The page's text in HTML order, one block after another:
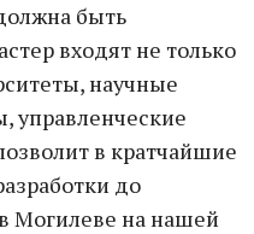
быть
входят не только
научные
управленческие
в кратчайшие
до
Могилеве на нашей